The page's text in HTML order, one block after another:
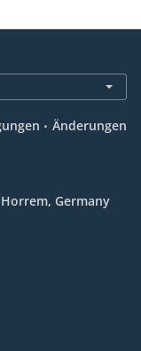
. Änderungen
Germany